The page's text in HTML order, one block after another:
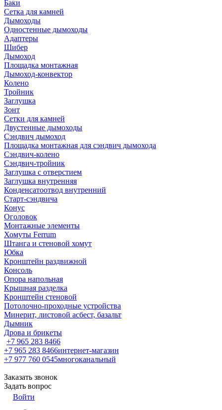
Баки
Сетка для камней
Дымоходы
Одностенные дымоходы
Адаптеры
Шибер
Дымоход
Площадка монтажная
Дымоход-конвектор
Колено
Тройник
Заглушка
Зонт
Сетки для камней
Двустенные дымоходы
Сэндвич дымоход
Площадка монтажная для сэндвич дымохода
Сэндвич-колено
Сэндвич-тройник
Заглушка с отверстием
Заглушка внутренняя
Конденсатоотвод внутренний
Старт-сэндвича
Конус
Оголовок
Монтажные элементы
Хомуты Ferrum
Штанга и стеновой хомут
Юбка
Кронштейн раздвижной
Консоль
Опора напольная
Крышная разделка
Кронштейн стеновой
Потолочно-проходные устройства
Минерит, листовой асбест, базальт
Дымник
Дрова и брикеты
+7 965 283 8466
+7 965 283 8466интернет-магазин
+7 977 760 0545многоканальный
Заказать звонок
Задать вопрос
Войти